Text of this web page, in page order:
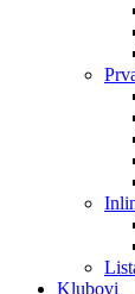
Klubovi